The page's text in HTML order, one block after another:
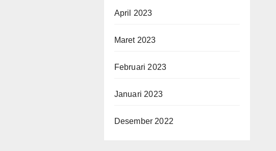
April 2023
Maret 2023
Februari 2023
Januari 2023
Desember 2022